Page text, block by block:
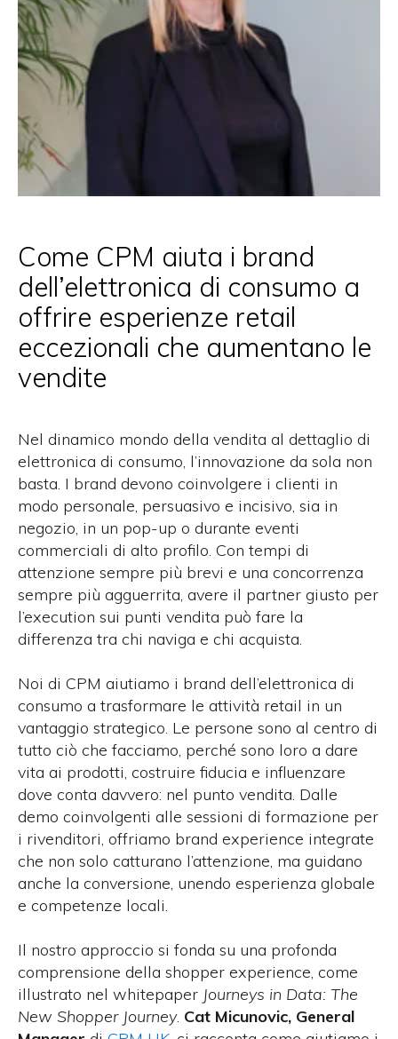
Come CPM aiuta i brand
dell’elettronica di consumo a
offrire esperienze retail
eccezionali che aumentano le
vendite
Nel dinamico mondo della vendita al dettaglio di
elettronica di consumo, l’innovazione da sola non
basta. I brand devono coinvolgere i clienti in
modo personale, persuasivo e incisivo, sia in
negozio, in un pop-up o durante eventi
commerciali di alto profilo. Con tempi di
attenzione sempre più brevi e una concorrenza
sempre più agguerrita, avere il partner giusto per
l’execution sui punti vendita può fare la
differenza tra chi naviga e chi acquista.
Noi di CPM aiutiamo i brand dell’elettronica di
consumo a trasformare le attività retail in un
vantaggio strategico. Le persone sono al centro di
tutto ciò che facciamo, perché sono loro a dare
vita ai prodotti, costruire fiducia e influenzare
dove conta davvero: nel punto vendita. Dalle
demo coinvolgenti alle sessioni di formazione per
i rivenditori, offriamo brand experience integrate
che non solo catturano l’attenzione, ma guidano
anche la conversione, unendo esperienza globale
e competenze locali.
Il nostro approccio si fonda su una profonda
comprensione della shopper experience, come
illustrato nel whitepaper Journeys in Data: The
New Shopper Journey. Cat Micunovic, General